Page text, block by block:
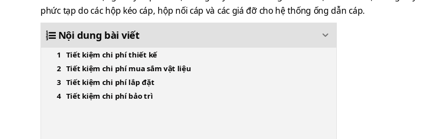
phức tạp do các hộp kéo cáp, hộp nối cáp và các giá đỡ cho hệ thống ống dẫn cáp.
Nội dung bài viết
Tiết kiệm chi phí thiết kế
Tiết kiệm chi phí mua sắm vật liệu
Tiết kiệm chi phí lắp đặt
Tiết kiệm chi phí bảo trì